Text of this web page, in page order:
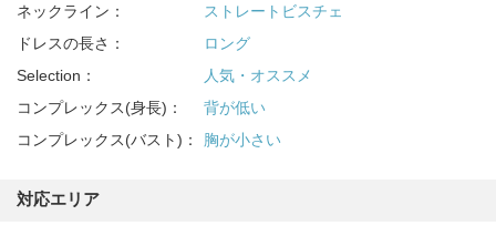
ネックライン：
ストレートビスチェ
ドレスの長さ：
ロング
Selection：
人気・オススメ
コンプレックス(身長)：
背が低い
コンプレックス(バスト)：
胸が小さい
対応エリア